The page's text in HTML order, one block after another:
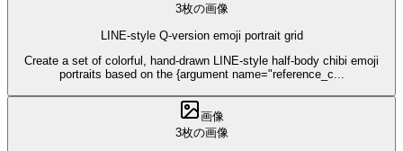
3枚の画像
LINE-style Q-version emoji portrait grid
Create a set of colorful, hand-drawn LINE-style half-body chibi emoji
portraits based on the {argument name="reference_c...
画像
3枚の画像